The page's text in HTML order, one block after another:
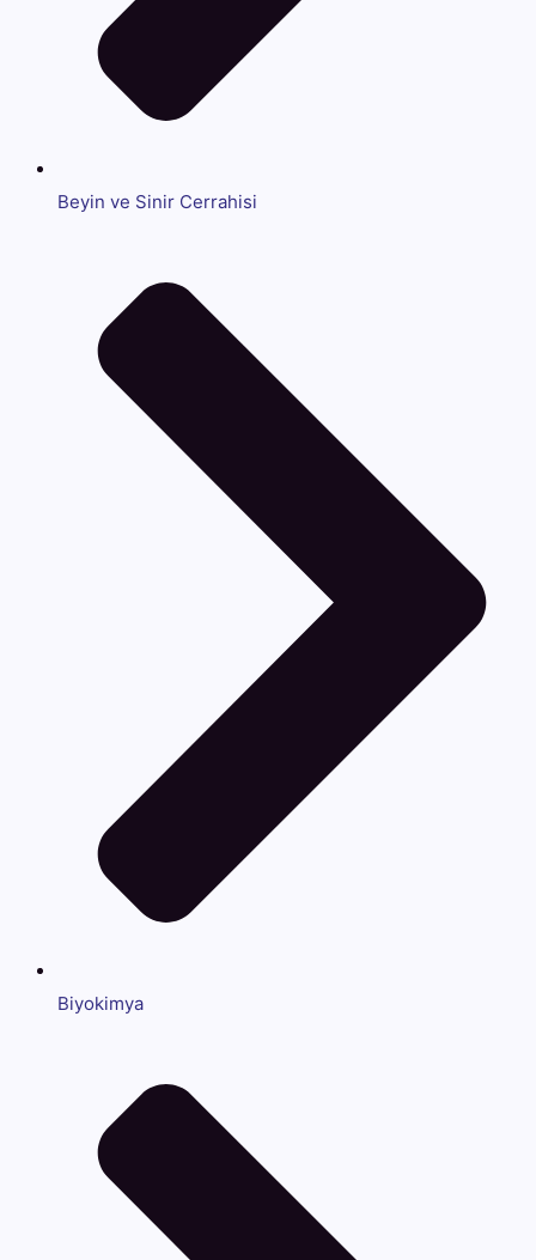
Beyin ve Sinir Cerrahisi
Biyokimya